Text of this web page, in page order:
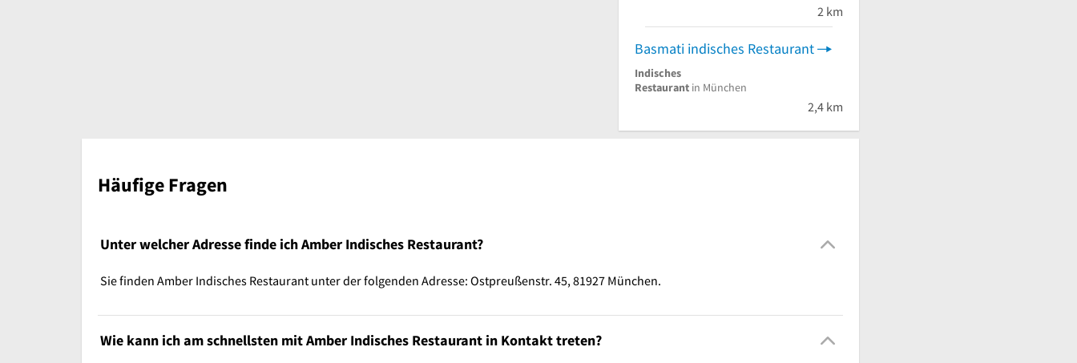
2 km
Basmati indisches Restaurant
Indisches
Restaurant in München
2,4 km
Häufige Fragen
Unter welcher Adresse finde ich Amber Indisches Restaurant?
Sie finden Amber Indisches Restaurant unter der folgenden Adresse: Ostpreußenstr. 45, 81927 München.
Wie kann ich am schnellsten mit Amber Indisches Restaurant in Kontakt treten?